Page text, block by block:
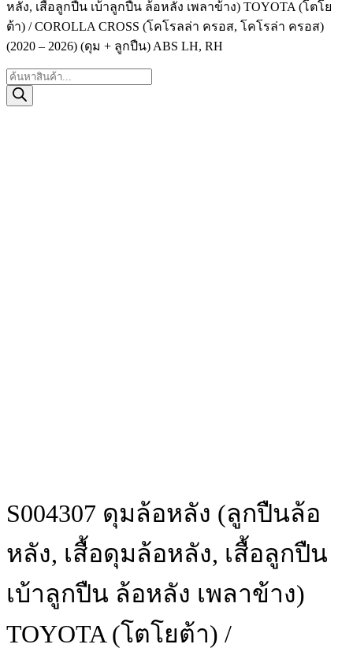
หลัง, เสื้อลูกปืน เบ้าลูกปืน ล้อหลัง เพลาข้าง) TOYOTA (โตโย
ต้า) / COROLLA CROSS (โคโรลล่า ครอส, โคโรล่า ครอส)
(2020 – 2026) (ดุม + ลูกปืน) ABS LH, RH
Products
search
S004307 ดุมล้อหลัง (ลูกปืนล้อ
หลัง, เสื้อดุมล้อหลัง, เสื้อลูกปืน
เบ้าลูกปืน ล้อหลัง เพลาข้าง)
TOYOTA (โตโยต้า) /